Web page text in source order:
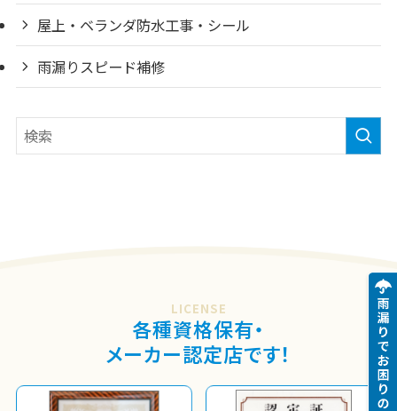
屋上・ベランダ防水工事・シール
雨漏りスピード補修
LICENSE
各種資格保有・
メーカー認定店です！